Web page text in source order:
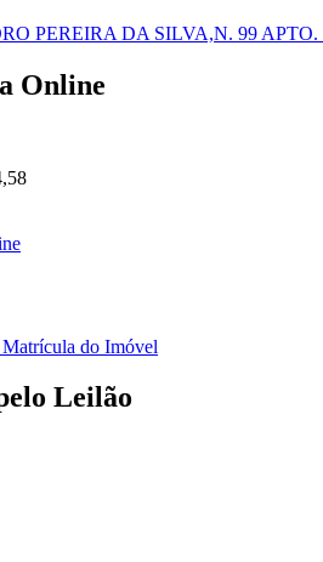
PEREIRA DA SILVA,N. 99
Online
Matrícula do Imóvel
Leilão